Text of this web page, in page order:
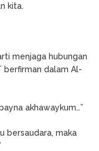
kita.
menjaga hubungan
berfirman dalam Al-
akhawaykum…”
bersaudara, maka